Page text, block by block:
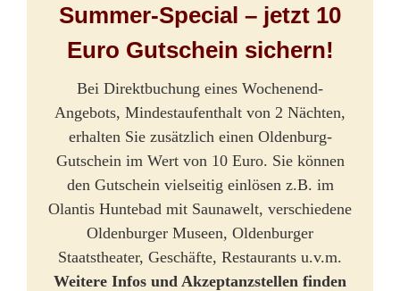
Summer-Special – jetzt 10
Euro Gutschein sichern!
Bei Direktbuchung eines Wochenend-
Angebots, Mindestaufenthalt von 2 Nächten,
erhalten Sie zusätzlich einen Oldenburg-
Gutschein im Wert von 10 Euro. Sie können
den Gutschein vielseitig einlösen z.B. im
Olantis Huntebad mit Saunawelt, verschiedene
Oldenburger Museen, Oldenburger
Staatstheater, Geschäfte, Restaurants u.v.m.
Weitere Infos und Akzeptanzstellen finden